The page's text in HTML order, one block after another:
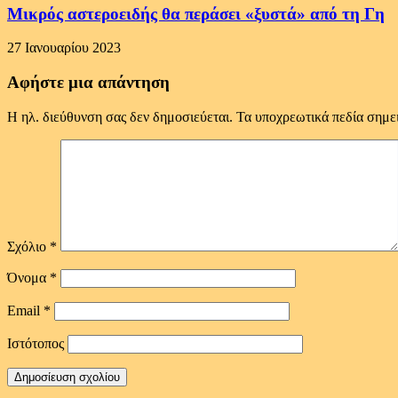
Μικρός αστεροειδής θα περάσει «ξυστά» από τη Γη
27 Ιανουαρίου 2023
Αφήστε μια απάντηση
Η ηλ. διεύθυνση σας δεν δημοσιεύεται. Τα υποχρεωτικά πεδία
Σχόλιο *
Όνομα *
Email *
Ιστότοπος